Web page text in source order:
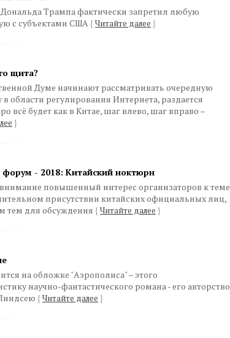
Трампа фактически запретил любую
с субъектами США { Читайте далее }
щита?
Думе начинают рассматривать очередную
области регулирования Интернета, раздается
всё будет как в Китае, шаг влево, шаг вправо –
}
- 2018: Китайский ноктюрн
повышенный интерес организаторов к теме
присутствии китайских официальных лиц,
тем для обсуждения { Читайте далее }
на обложке "Аэрополиса" – этого
научно-фантастического романа - его авторство
{ Читайте далее }